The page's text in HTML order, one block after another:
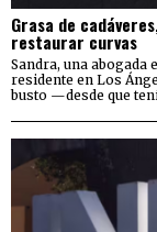
Grasa de
restaurar curvas
Sandra, una abogada
residente en Los
busto —desde que